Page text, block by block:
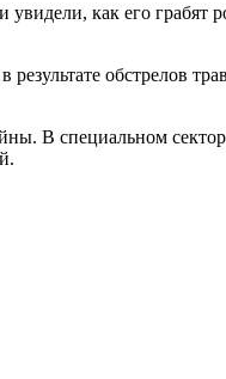
как его грабят
обстрелов
В специальном